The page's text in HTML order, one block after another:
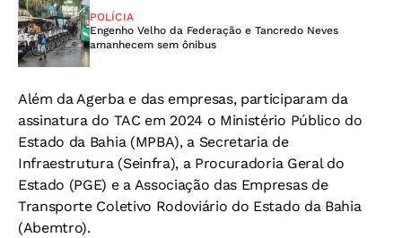
POLÍCIA
Engenho Velho da Federação e Tancredo Neves
amanhecem sem ônibus
Além da Agerba e das empresas, participaram da
assinatura do TAC em 2024 o Ministério Público do
Estado da Bahia (MPBA), a Secretaria de
Infraestrutura (Seinfra), a Procuradoria Geral do
Estado (PGE) e a Associação das Empresas de
Transporte Coletivo Rodoviário do Estado da Bahia
(Abemtro).